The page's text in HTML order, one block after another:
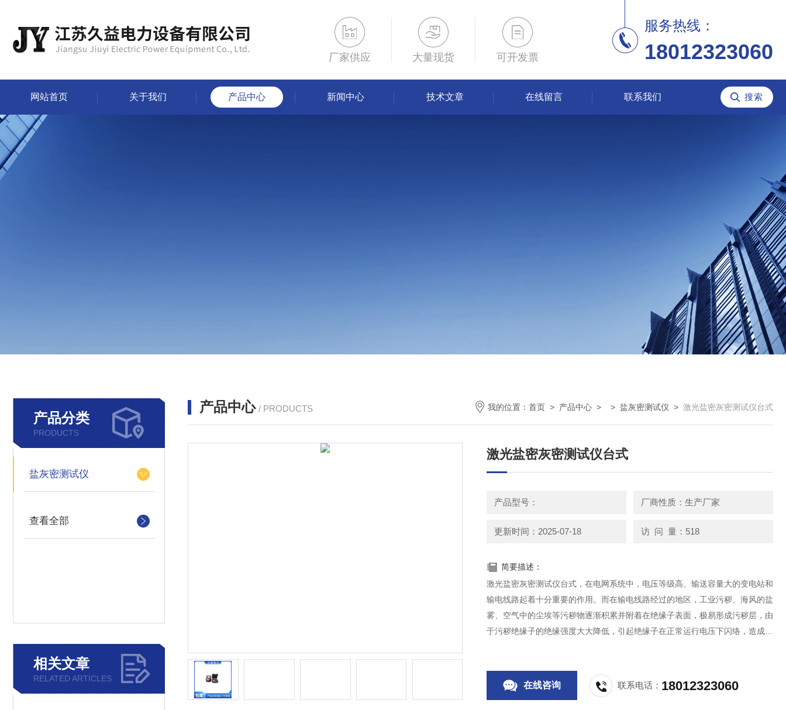
厂家供应 大量现货 可开发票
服务热线：
18012323060
网站首页 关于我们 产品中心 新闻中心 技术文章 在线留言 联系我们
产品分类
PRODUCTS
盐灰密测试仪
查看全部
相关文章
RELATED ARTICLES
产品中心 / PRODUCTS 我的位置： 首页 > 产品中心 > > 盐灰密测试仪 > 激光盐密灰密测试仪台式
激光盐密灰密测试仪台式
产品型号： 厂商性质：生产厂家
更新时间：2025-07-18 访 问 量：518
简要描述：
激光盐密灰密测试仪台式，在电网系统中，电压等级高、输送容量大的变电站和
输电线路起着十分重要的作用。而在输电线路经过的地区，工业污秽、海风的盐
雾、空气中的尘埃等污秽物逐渐积累并附着在绝缘子表面，极易形成污秽层，由
于污秽绝缘子的绝缘强度大大降低，引起绝缘子在正常运行电压下闪络，造成大
在线咨询 联系电话： 18012323060